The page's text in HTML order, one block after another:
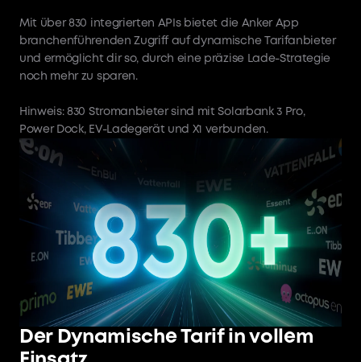
Mit über 830 integrierten APIs bietet die Anker App
branchenführenden Zugriff auf dynamische Tarifanbieter
und ermöglicht dir so, durch eine präzise Lade-Strategie
noch mehr zu sparen.
Hinweis: 830 Stromanbieter sind mit Solarbank 3 Pro,
Power Dock, EV-Ladegerät und X1 verbunden.
Der Dynamische Tarif in vollem